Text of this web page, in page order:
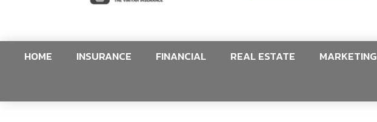
HOME INSURANCE FINANCIAL REAL ESTATE MARKETING